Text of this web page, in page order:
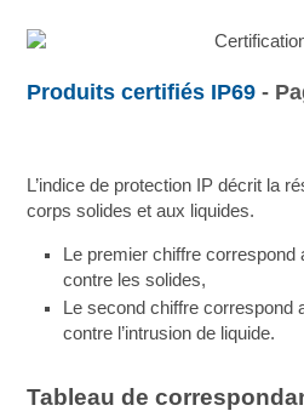
Produits certifiés IP69 -
L’indice de protection IP décrit la
corps solides et aux liquides.
Le premier chiffre correspond
contre les solides,
Le second chiffre correspond
contre l’intrusion de liquide.
Tableau de